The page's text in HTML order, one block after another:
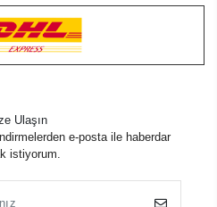
Ulaşın
e-posta ile haberdar
istiyorum.